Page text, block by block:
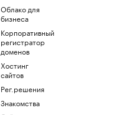
Облако для
бизнеса
Корпоративный
регистратор
доменов
Хостинг
сайтов
Рег.решения
Знакомства